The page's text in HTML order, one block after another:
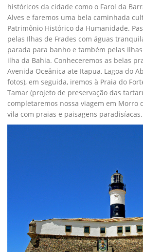
históricos da cidade como o Farol da
Alves e faremos uma bela caminhada
Patrimônio Histórico da Humanidade.
pelas Ilhas de Frades com águas
parada para banho e também pelas
ilha da Bahia. Conheceremos as belas
Avenida Oceânica ate Itapua, Lagoa do
fotos), em seguida, iremos à Praia do
Tamar (projeto de preservação das
completaremos nossa viagem em Morro
vila com praias e paisagens paradisíacas.